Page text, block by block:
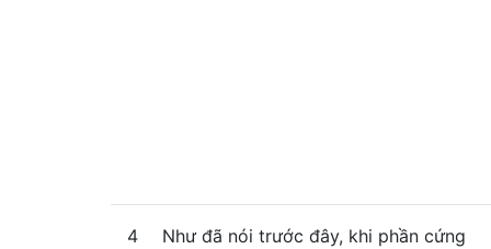
4
Như đã nói trước đây, khi phần cứng